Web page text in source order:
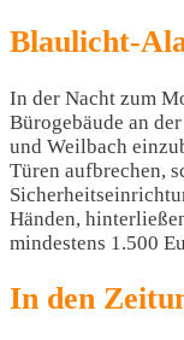
Blaulicht-
In der Nacht zum
Bürogebäude an
und Weilbach
Türen aufbrechen,
Händen,
mindestens 1.500
In den